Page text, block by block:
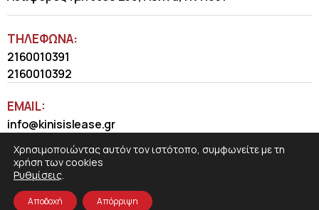
ΤΗΛΈΦΩΝΑ:
2160010391
2160010392
EMAIL:
info@kinisislease.gr
Χρησιμοποιώντας αυτόν τον ιστότοπο, συμφωνείτε με τη
χρήση των cookies
Ρυθμίσεις.
Αποδοχή Απόρριψη